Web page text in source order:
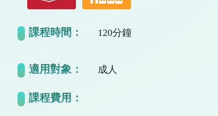
課程時間： 120分鐘
適用對象： 成人
課程費用：